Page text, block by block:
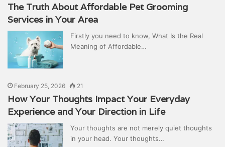
The Truth About Affordable Pet Grooming
Services in Your Area
Firstly you need to know, What Is the Real
Meaning of Affordable…
February 25, 2026 21
How Your Thoughts Impact Your Everyday
Experience and Your Direction in Life
Your thoughts are not merely quiet thoughts
in your head. Your thoughts…